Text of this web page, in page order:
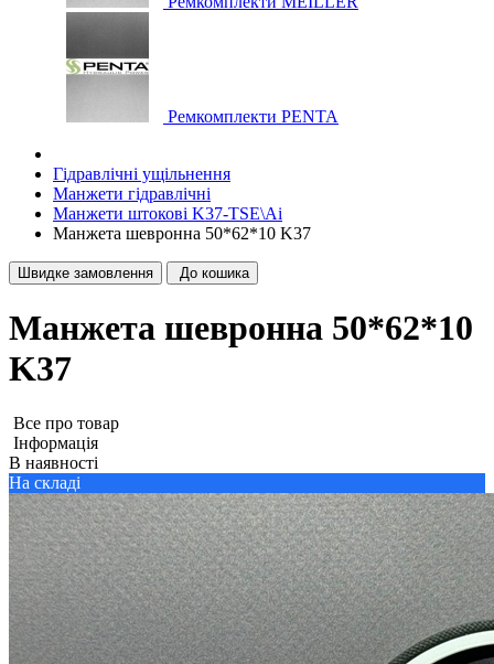
Ремкомплекти PENTA
Гідравлічні ущільнення
Манжети гідравлічні
Манжети штокові K37-TSE\Ai
Манжета шевронна 50*62*10 K37
Швидке замовлення До кошика
Манжета шевронна 50*62*10
K37
Все про товар
Iнформація
В наявності
На складі